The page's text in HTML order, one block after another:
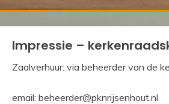
Impressie –
Zaalverhuur: via beheerder van de
email: beheerder@pknrijsenhout.nl